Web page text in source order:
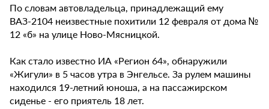
По словам автовладельца, принадлежащий ему
ВАЗ-2104 неизвестные похитили 12 февраля от дома №
12 «б» на улице Ново-Мясницкой.
Как стало известно ИА «Регион 64», обнаружили
«Жигули» в 5 часов утра в Энгельсе. За рулем машины
находился 19-летний юноша, а на пассажирском
сиденье - его приятель 18 лет.